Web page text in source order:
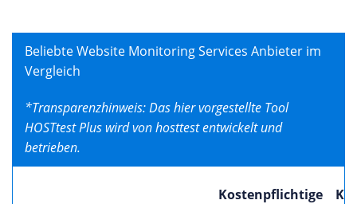
Beliebte Website Monitoring Services Anbieter im
Vergleich
*Transparenzhinweis: Das hier vorgestellte Tool
HOSTtest Plus wird von hosttest entwickelt und
betrieben.
Kostenpflichtige